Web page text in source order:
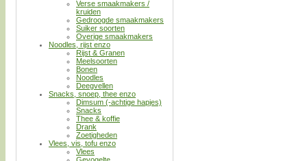
Verse smaakmakers /
kruiden
Gedroogde smaakmakers
Suiker soorten
Overige smaakmakers
Noodles, rijst enzo
Rijst & Granen
Meelsoorten
Bonen
Noodles
Deegvellen
Snacks, snoep, thee enzo
Dimsum (-achtige hapjes)
Snacks
Thee & koffie
Drank
Zoetigheden
Vlees, vis, tofu enzo
Vlees